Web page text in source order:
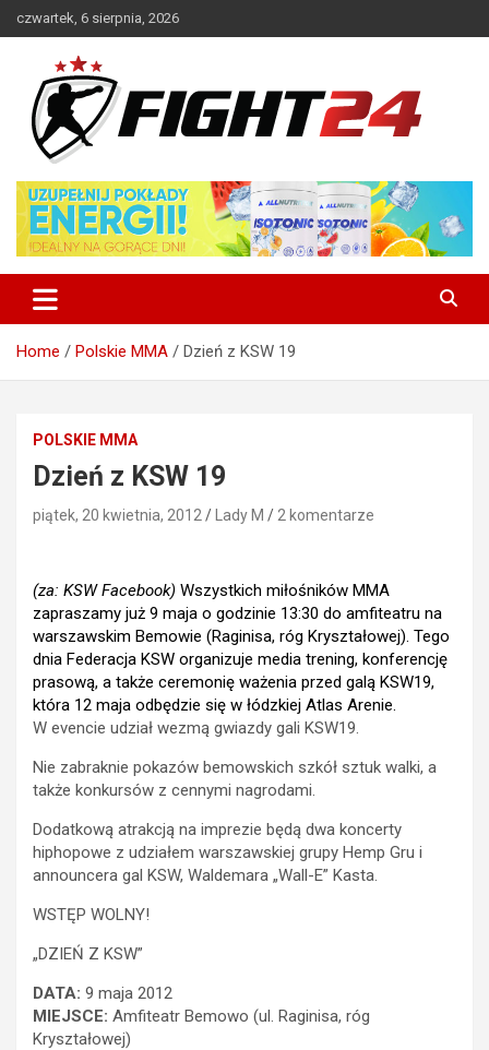
to
czwartek, 6 sierpnia, 2026
FIGHT24.PL – MMA i K-1, UFC
Home Polskie MMA Dzień z KSW 19
POLSKIE MMA
Dzień z KSW 19
piątek, 20 kwietnia, 2012 Lady M 2 komentarze
(za: KSW Facebook) Wszystkich miłośników MMA
zapraszamy już 9 maja o godzinie 13:30 do amfiteatru na
warszawskim Bemowie (Raginisa, róg Kryształowej). Tego
dnia Federacja KSW organizuje media trening, konferencję
prasową, a także ceremonię ważenia przed galą KSW19,
która 12 maja odbędzie się w łódzkiej Atlas Arenie.
W evencie udział wezmą gwiazdy gali KSW19.
Nie zabraknie pokazów bemowskich szkół sztuk walki, a
także konkursów z cennymi nagrodami.
Dodatkową atrakcją na imprezie będą dwa koncerty
hiphopowe z udziałem warszawskiej grupy Hemp Gru i
announcera gal KSW, Waldemara „Wall-E” Kasta.
WSTĘP WOLNY!
„DZIEŃ Z KSW”
DATA: 9 maja 2012
MIEJSCE: Amfiteatr Bemowo (ul. Raginisa, róg
Kryształowej)